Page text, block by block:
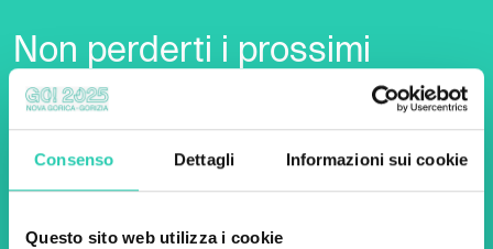
Consenso Dettagli Informazioni sui cookie
Questo sito web utilizza i cookie
Non perderti i prossimi
eventi! Iscriviti alla
newsletter di GO! 2025 per
scoprire tutte le nostre
iniziative.